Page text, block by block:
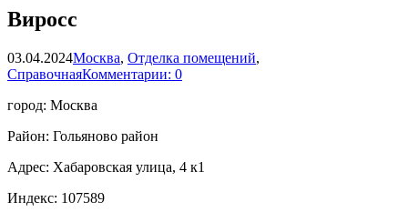
Виросс
03.04.2024Москва, Отделка помещений,
СправочнаяКомментарии: 0
город: Москва
Район: Гольяново район
Адрес: Хабаровская улица, 4 к1
Индекс: 107589